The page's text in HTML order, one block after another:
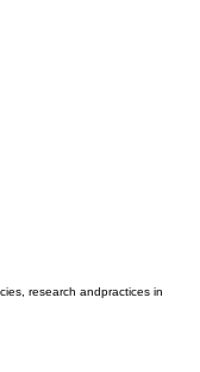
research andpractices in